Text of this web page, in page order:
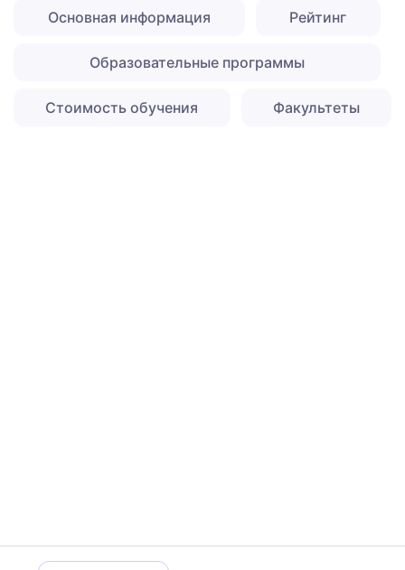
Основная информация Рейтинг
Образовательные программы
Стоимость обучения Факультеты